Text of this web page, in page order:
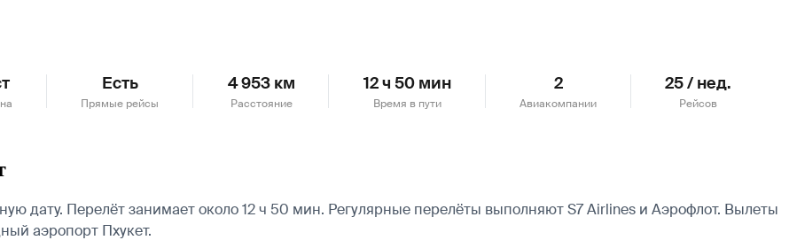
Есть
Прямые рейсы
4 953 км
Расстояние
12 ч 50 мин
Время в пути
2
Авиакомпании
25 / нед.
Рейсов
дату. Перелёт занимает около 12 ч 50 мин. Регулярные перелёты выполняют S7 Airlines и Аэрофлот. Вылеты
аэропорт Пхукет.